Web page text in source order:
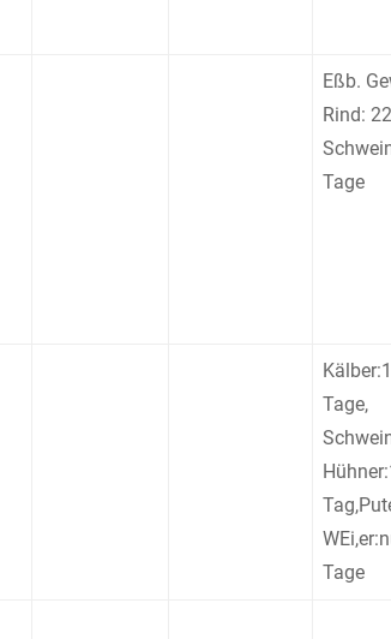
Eßb.
Rind:
Tage
Tage,
Tage